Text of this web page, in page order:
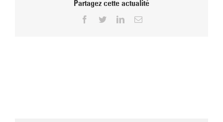
Partagez cette actualité
Facebook
TwitterLinkedInEmail